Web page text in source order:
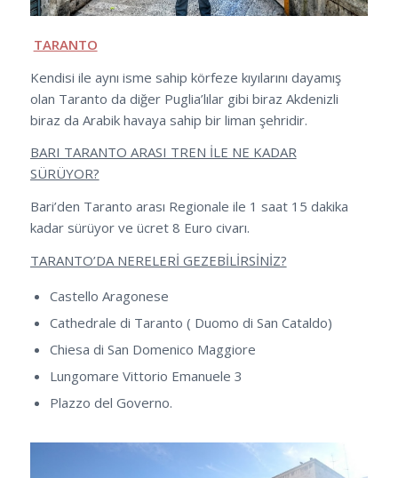
TARANTO
Kendisi ile aynı isme sahip körfeze kıyılarını dayamış
olan Taranto da diğer Puglia’lılar gibi biraz Akdenizli
biraz da Arabik havaya sahip bir liman şehridir.
BARI TARANTO ARASI TREN İLE NE KADAR
SÜRÜYOR?
Bari’den Taranto arası Regionale ile 1 saat 15 dakika
kadar sürüyor ve ücret 8 Euro civarı.
TARANTO’DA NERELERİ GEZEBİLİRSİNİZ?
Castello Aragonese
Cathedrale di Taranto ( Duomo di San Cataldo)
Chiesa di San Domenico Maggiore
Lungomare Vittorio Emanuele 3
Plazzo del Governo.